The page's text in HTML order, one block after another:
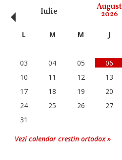
Iulie August
2026
‹ L M M J
03
04 05 06
10
11 12 13
17
18 19 20
24
25 26 27
31
Vezi calendar crestin ortodox »